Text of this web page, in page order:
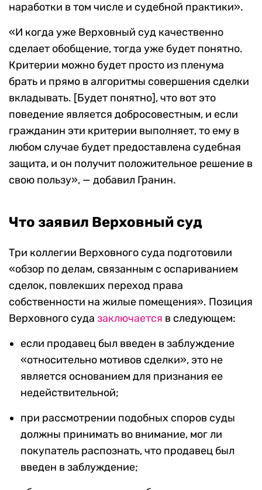
наработки в том числе и судебной практики».
«И когда уже Верховный суд качественно
сделает обобщение, тогда уже будет понятно.
Критерии можно будет просто из пленума
брать и прямо в алгоритмы совершения сделки
вкладывать. [Будет понятно], что вот это
поведение является добросовестным, и если
гражданин эти критерии выполняет, то ему в
любом случае будет предоставлена судебная
защита, и он получит положительное решение в
свою пользу», — добавил Гранин.
Что заявил Верховный суд
Три коллегии Верховного суда подготовили
«обзор по делам, связанным с оспариванием
сделок, повлекших переход права
собственности на жилые помещения». Позиция
Верховного суда заключается в следующем:
если продавец был введен в заблуждение
«относительно мотивов сделки», это не
является основанием для признания ее
недействительной;
при рассмотрении подобных споров суды
должны принимать во внимание, мог ли
покупатель распознать, что продавец был
введен в заблуждение;